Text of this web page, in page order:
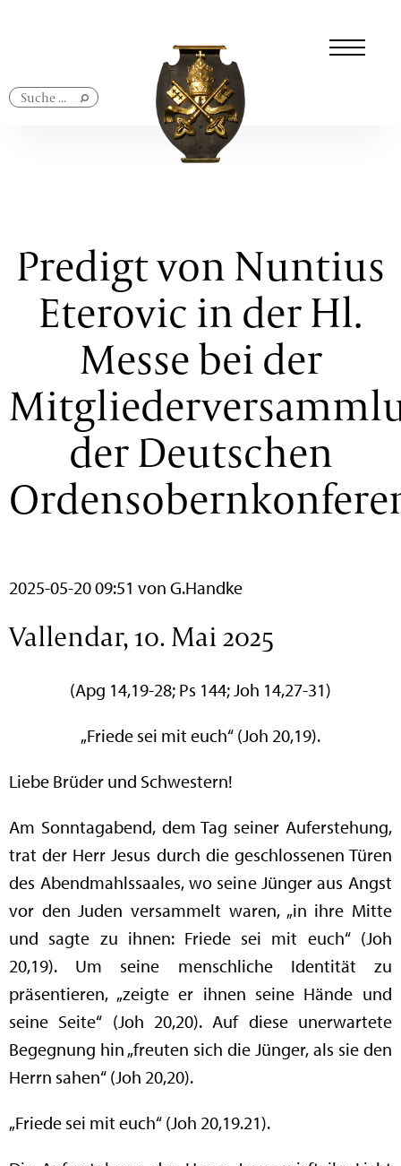
Predigt von Nuntius
Eterovic in der Hl.
Messe bei der
der Deutschen
2025-05-20 09:51 von G.Handke
Vallendar, 10. Mai 2025
(Apg 14,19-28; Ps 144; Joh 14,27-31)
„Friede sei mit euch“ (Joh 20,19).
Liebe Brüder und Schwestern!
Am Sonntagabend, dem Tag seiner Auferstehung,
trat der Herr Jesus durch die geschlossenen Türen
des Abendmahlssaales, wo seine Jünger aus Angst
vor den Juden versammelt waren, „in ihre Mitte
und sagte zu ihnen: Friede sei mit euch“ (Joh
20,19). Um seine menschliche Identität zu
präsentieren, „zeigte er ihnen seine Hände und
seine Seite“ (Joh 20,20). Auf diese unerwartete
Begegnung hin „freuten sich die Jünger, als sie den
Herrn sahen“ (Joh 20,20).
„Friede sei mit euch“ (Joh 20,19.21).